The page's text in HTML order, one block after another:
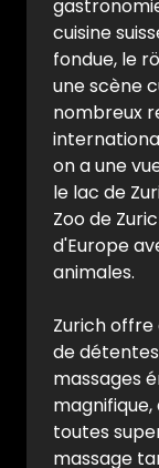
cuisine
fondue, le
une scène
nombreux
on a une
le lac de
Zoo de
d'Europe
animales.
Zurich offre
de
massages
toutes
massage